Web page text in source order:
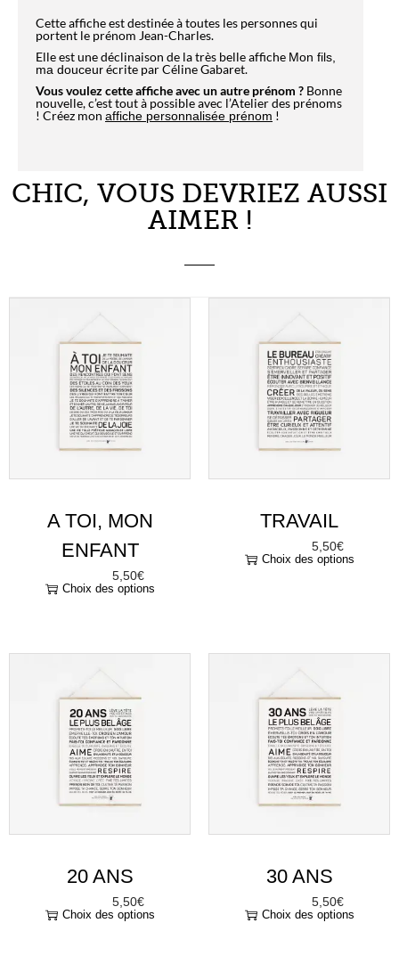
Cette affiche est destinée à toutes les personnes qui
portent le prénom Jean-Charles.
Elle est une déclinaison de la très belle affiche Mon fils,
ma douceurécrite par Céline Gabaret.
Vous voulez cette affiche avec un autre prénom ? Bonne
nouvelle, c’est tout à possible avec l’Atelier des prénoms
! Créez mon affiche personnalisée prénom !
CHIC, VOUS DEVRIEZ AUSSI
AIMER !
A TOI, MON
ENFANT
5,50€
Choix des options
TRAVAIL
5,50€
Choix des options
20 ANS
5,50€
Choix des options
30 ANS
5,50€
Choix des options